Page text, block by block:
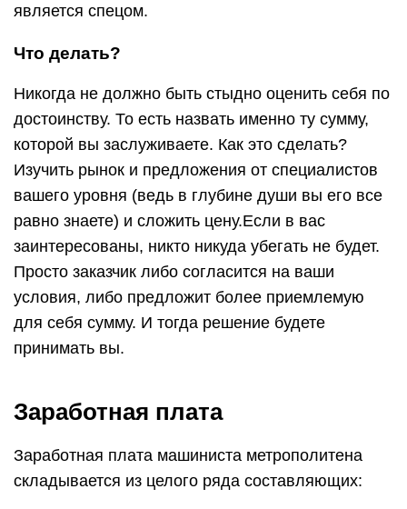
является спецом.
Что делать?
Никогда не должно быть стыдно оценить себя по
достоинству. То есть назвать именно ту сумму,
которой вы заслуживаете. Как это сделать?
Изучить рынок и предложения от специалистов
вашего уровня (ведь в глубине души вы его все
равно знаете) и сложить цену.Если в вас
заинтересованы, никто никуда убегать не будет.
Просто заказчик либо согласится на ваши
условия, либо предложит более приемлемую
для себя сумму. И тогда решение будете
принимать вы.
Заработная плата
Заработная плата машиниста метрополитена
складывается из целого ряда составляющих: